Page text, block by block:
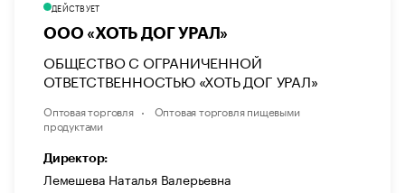
ДЕЙСТВУЕТ
ООО «ХОТЬ ДОГ УРАЛ»
ОБЩЕСТВО С ОГРАНИЧЕННОЙ
ОТВЕТСТВЕННОСТЬЮ «ХОТЬ ДОГ УРАЛ»
Оптовая торговля
Оптовая торговля пищевыми
продуктами
Директор:
Лемешева Наталья Валерьевна